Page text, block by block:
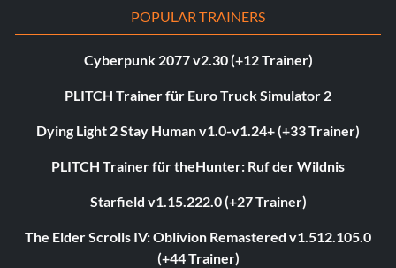
POPULAR TRAINERS
Cyberpunk 2077 v2.30 (+12 Trainer)
PLITCH Trainer für Euro Truck Simulator 2
Dying Light 2 Stay Human v1.0-v1.24+ (+33 Trainer)
PLITCH Trainer für theHunter: Ruf der Wildnis
Starfield v1.15.222.0 (+27 Trainer)
The Elder Scrolls IV: Oblivion Remastered v1.512.105.0
(+44 Trainer)